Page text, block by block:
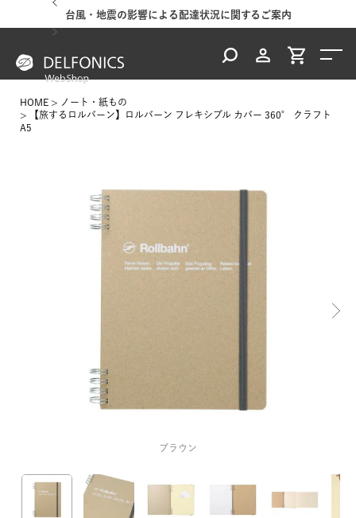
台風・地震の影響による配達状況に関するご案内
HOME
ノート・紙もの
【旅するロルバーン】ロルバーン フレキシブル カバー 360° クラフト
A5
ブラウン